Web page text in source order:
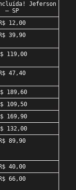
Jeferson
– SP
R$ 12,00
R$ 39,90
119,00
R$ 47,40
189,60
109,50
169,90
132,00
R$ 89,90
R$ 40,00
R$ 66,00